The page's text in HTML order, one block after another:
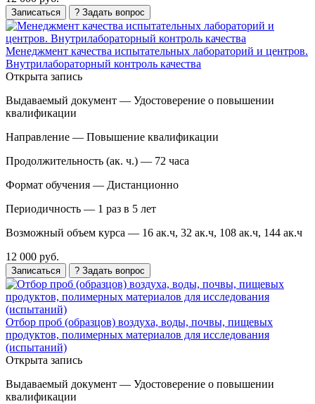
Записаться ? Задать вопрос
Менеджмент качества испытательных лабораторий и центров.
Внутрилабораторный контроль качества
Открыта запись
Выдаваемый документ — Удостоверение о повышении
квалификации
Направление — Повышение квалификации
Продолжительность (ак. ч.) — 72 часа
Формат обучения — Дистанционно
Периодичность — 1 раз в 5 лет
Возможный объем курса — 16 ак.ч, 32 ак.ч, 108 ак.ч, 144 ак.ч
12 000 руб.
Записаться ? Задать вопрос
Отбор проб (образцов) воздуха, воды, почвы, пищевых
продуктов, полимерных материалов для исследования
(испытаний)
Открыта запись
Выдаваемый документ — Удостоверение о повышении
квалификации